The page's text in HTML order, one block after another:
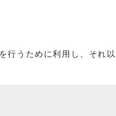
うために利用し、それ